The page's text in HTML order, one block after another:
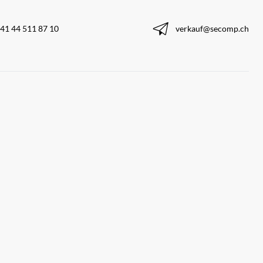
44 511 87 10 verkauf@secomp.ch